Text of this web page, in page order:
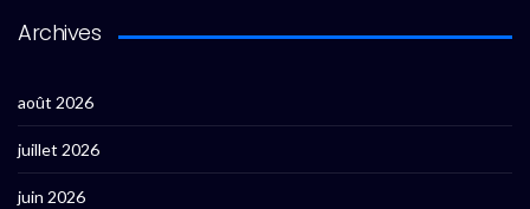
Archives
août 2026
juillet 2026
juin 2026